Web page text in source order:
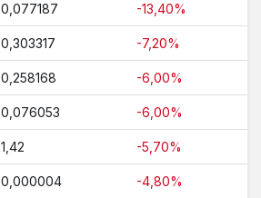
0,077187 -13,40%
0,303317 -7,20%
0,258168 -6,00%
0,076053 -6,00%
1,42 -5,70%
0,000004 -4,80%